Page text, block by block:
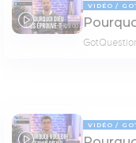
05:00
VIDÉO
VIDÉO